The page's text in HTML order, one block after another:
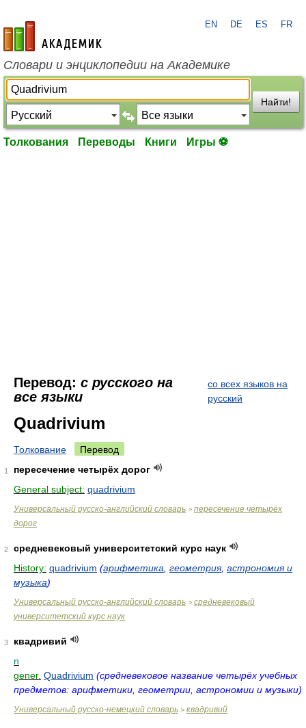
academic.ru
EN DE ES FR
Словари и энциклопедии на Академике
Найти!
Толкования Переводы Книги Игры ⚽
Перевод: с русского на
все языки
со всех языков на
русский
Quadrivium
Толкование Перевод
1
пересечение четырёх дорог
General subject: quadrivium
Универсальный русско-английский словарь > пересечение четырёх
дорог
2
средневековый университетский курс наук
History: quadrivium (арифметика геометрия, астрономия и
музыка)
Универсальный русско-английский словарь > средневековый
университетский курс наук
3
квадривий
n
gener. Quadrivium (средневековое название четырёх учебных
предметов: арифметики, геометрии, астрономии и музыки)
Универсальный русско-немецкий словарь > квадривий